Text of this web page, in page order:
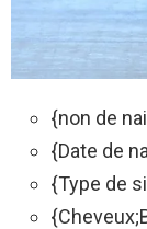
{non de
{Date de
{Type de